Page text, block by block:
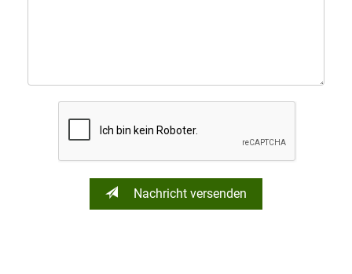
Nachricht versenden